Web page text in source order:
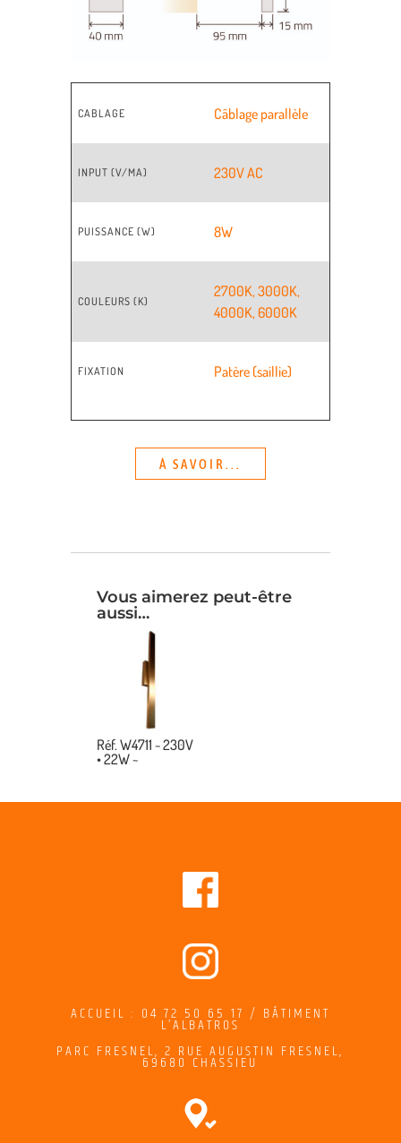
CABLAGE Câblage parallèle
INPUT (V/MA) 230V AC
PUISSANCE (W) 8W
COULEURS (K)
2700K,3000K,
4000K,6000K
FIXATION Patère (saillie)
À SAVOIR...
Vous aimerez peut-être
aussi…
Réf. W4711 ~ 230V
• 22W ~
ACCUEIL : 04 72 50 65 17 / BÂTIMENT
L’ALBATROS
PARC FRESNEL, 2 RUE AUGUSTIN FRESNEL,
69680 CHASSIEU